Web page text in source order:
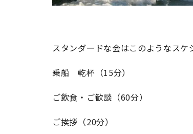
スタンダードな会はこのようなスケ
乗船 乾杯（15分）
ご飲食・ご歓談（60分）
ご挨拶（20分）